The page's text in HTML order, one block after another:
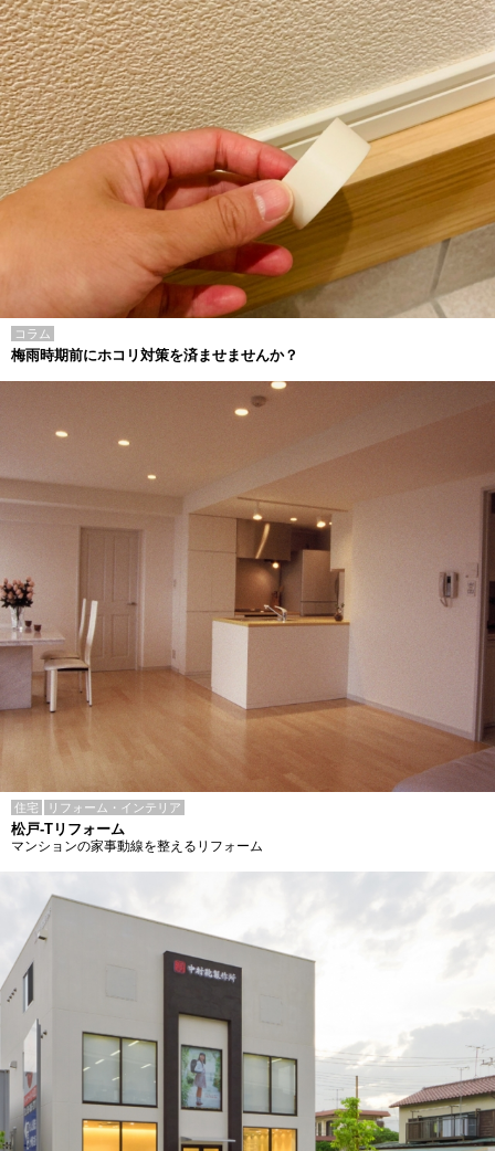
コラム
梅雨時期前にホコリ対策を済ませませんか？
住宅 リフォーム・インテリア
松戸-Tリフォーム
マンションの家事動線を整えるリフォーム